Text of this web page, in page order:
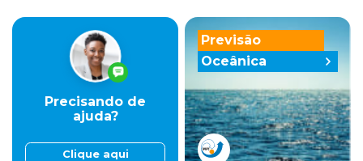
Previsão
Oceânica
Precisando de
ajuda?
Clique aqui